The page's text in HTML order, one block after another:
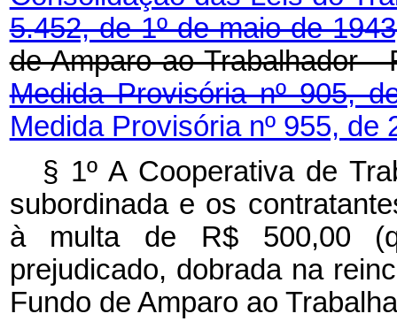
5.452, de 1º de maio de
de Amparo ao Trabalhador -
Medida Provisória nº 905,
Medida Provisória nº 955, de
§ 1º A Cooperativa de
subordinada e os
à multa de R$ 500,00
prejudicado, dobrada na
Fundo de Amparo ao